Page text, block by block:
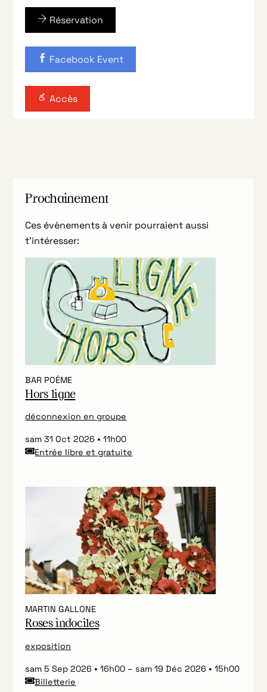
Réservation
Facebook Event
Accès
Prochainement
Ces évènements à venir pourraient aussi
t’intéresser:
BAR POÈME
Hors ligne
déconnexion en groupe
sam 31 Oct 2026
11h00
Entrée libre et gratuite
MARTIN GALLONE
Roses indociles
exposition
sam 5 Sep 2026 16h00 – sam 19 Déc 2026
15h00
Billetterie